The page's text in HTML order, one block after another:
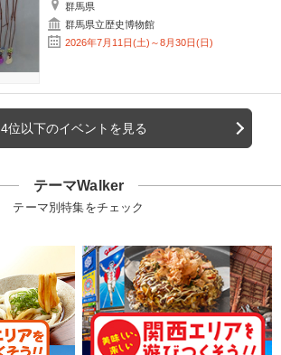
群馬県
群馬県立歴史博物館
2026年7月11日(土)～8月30日(日)
4位以下のイベントを見る
テーマWalker
テーマ別特集をチェック